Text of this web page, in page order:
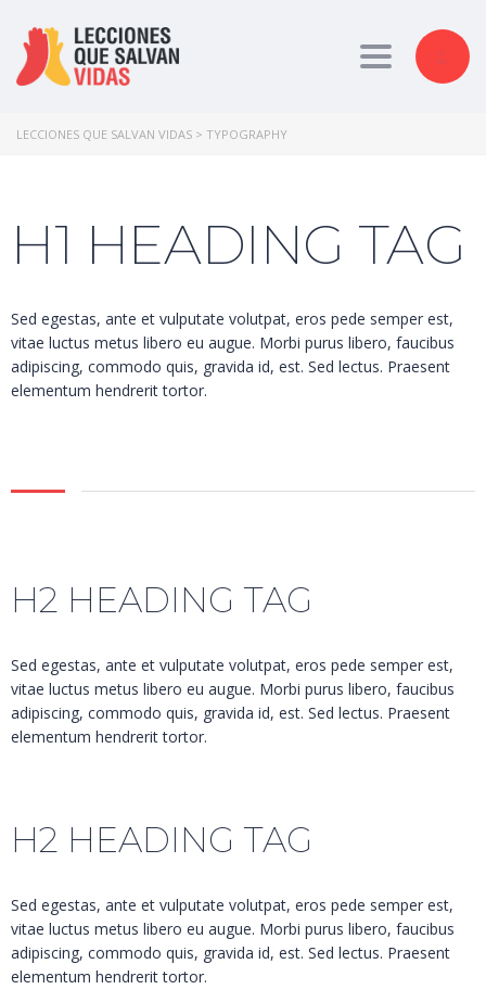
Toggle
LECCIONES QUE SALVAN VIDAS > TYPOGRAPHY
H1 HEADING TAG
Sed egestas, ante et vulputate volutpat, eros pede semper est,
vitae luctus metus libero eu augue. Morbi purus libero, faucibus
adipiscing, commodo quis, gravida id, est. Sed lectus. Praesent
elementum hendrerit tortor.
H2 HEADING TAG
Sed egestas, ante et vulputate volutpat, eros pede semper est,
vitae luctus metus libero eu augue. Morbi purus libero, faucibus
adipiscing, commodo quis, gravida id, est. Sed lectus. Praesent
elementum hendrerit tortor.
H2 HEADING TAG
Sed egestas, ante et vulputate volutpat, eros pede semper est,
vitae luctus metus libero eu augue. Morbi purus libero, faucibus
adipiscing, commodo quis, gravida id, est. Sed lectus. Praesent
elementum hendrerit tortor.